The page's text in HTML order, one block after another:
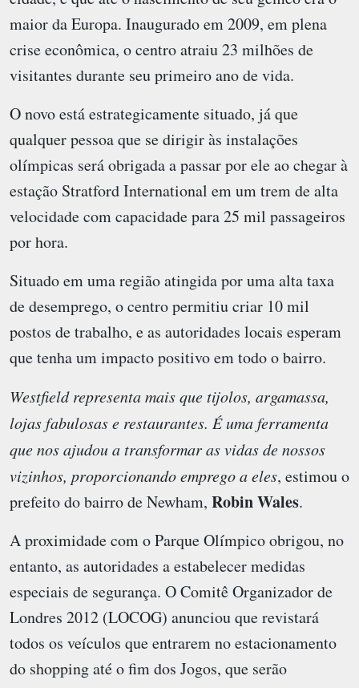
maior da Europa. Inaugurado em 2009, em plena
crise econômica, o centro atraiu 23 milhões de
visitantes durante seu primeiro ano de vida.
O novo está estrategicamente situado, já que
qualquer pessoa que se dirigir às instalações
olímpicas será obrigada a passar por ele ao chegar à
estação Stratford International em um trem de alta
velocidade com capacidade para 25 mil passageiros
por hora.
Situado em uma região atingida por uma alta taxa
de desemprego, o centro permitiu criar 10 mil
postos de trabalho, e as autoridades locais esperam
que tenha um impacto positivo em todo o bairro.
Westfield representa mais que tijolos, argamassa,
lojas fabulosas e restaurantes. É uma ferramenta
que nos ajudou a transformar as vidas de nossos
vizinhos, proporcionando emprego a eles, estimou o
prefeito do bairro de Newham, Robin Wales.
A proximidade com o Parque Olímpico obrigou, no
entanto, as autoridades a estabelecer medidas
especiais de segurança. O Comitê Organizador de
Londres 2012 (LOCOG) anunciou que revistará
todos os veículos que entrarem no estacionamento
do shopping até o fim dos Jogos, que serão